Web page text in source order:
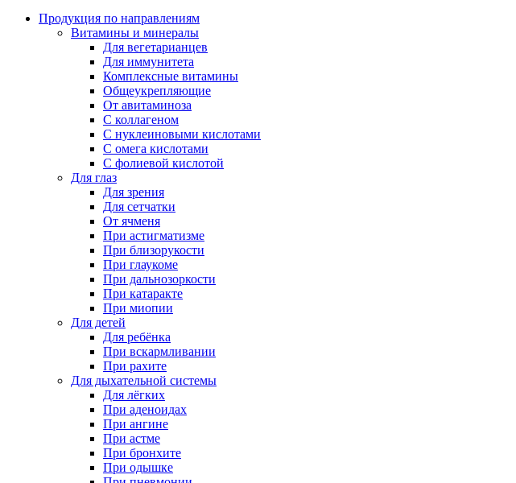
Продукция по направлениям
Витамины и минералы
Для вегетарианцев
Для иммунитета
Комплексные витамины
Общеукрепляющие
От авитаминоза
С коллагеном
С нуклеиновыми кислотами
С омега кислотами
С фолиевой кислотой
Для глаз
Для зрения
Для сетчатки
От ячменя
При астигматизме
При близорукости
При глаукоме
При дальнозоркости
При катаракте
При миопии
Для детей
Для ребёнка
При вскармливании
При рахите
Для дыхательной системы
Для лёгких
При аденоидах
При ангине
При астме
При бронхите
При одышке